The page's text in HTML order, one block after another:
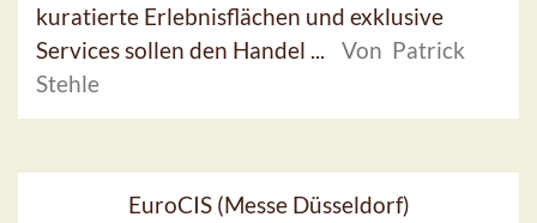
kuratierte Erlebnisflächen und exklusive
Services sollen den Handel ...
Von Patrick
Stehle
EuroCIS (Messe Düsseldorf)